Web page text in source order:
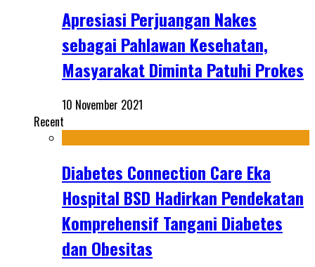
Apresiasi Perjuangan Nakes
sebagai Pahlawan Kesehatan,
Masyarakat Diminta Patuhi Prokes
10 November 2021
Recent
Diabetes Connection Care Eka
Hospital BSD Hadirkan Pendekatan
Komprehensif Tangani Diabetes
dan Obesitas